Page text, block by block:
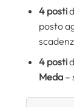
4 posti
posto
4 posti
Meda–